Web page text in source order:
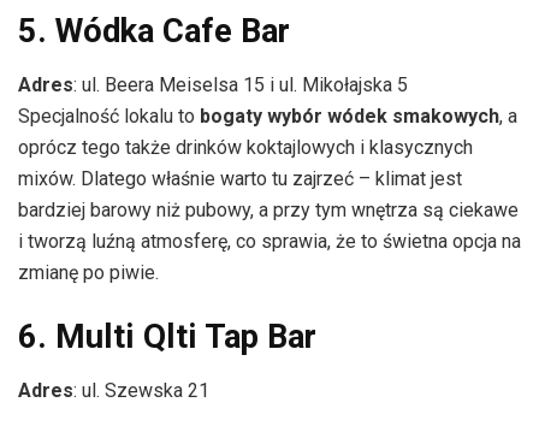
5. Wódka Cafe Bar
Adres: ul. Beera Meiselsa 15 i ul. Mikołajska 5
Specjalność lokalu to bogaty wybór wódek smakowych, a
oprócz tego także drinków koktajlowych i klasycznych
mixów. Dlatego właśnie warto tu zajrzeć – klimat jest
bardziej barowy niż pubowy, a przy tym wnętrza są ciekawe
i tworzą luźną atmosferę, co sprawia, że to świetna opcja na
zmianę po piwie.
6. Multi Qlti Tap Bar
Adres: ul. Szewska 21